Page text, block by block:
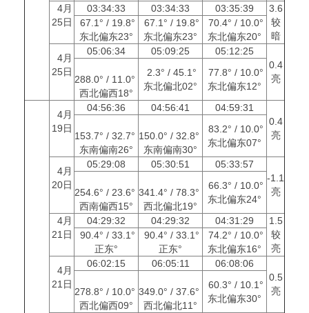
4月
25日
03:34:33 03:34:33 03:35:39
3.6
较
暗
67.1° / 19.8°
东北偏东23°
67.1° / 19.8°
东北偏东23°
70.4° / 10.0°
东北偏东20°
4月
25日
05:06:34 05:09:25
05:12:25
0.4
亮
288.0° / 11.0°
西北偏西18°
2.3° / 45.1°
东北偏北02°
77.8° / 10.0°
东北偏东12°
4月
19日
04:56:36 04:56:41
04:59:31
0.4
亮
153.7° / 32.7°
东南偏南26°
150.0° / 32.8°
东南偏南30°
83.2° / 10.0°
东北偏东07°
4月
20日
05:29:08 05:30:51
05:33:57
-1.1
亮
254.6° / 23.6°
西南偏西15°
341.4° / 78.3°
西北偏北19°
66.3° / 10.0°
东北偏东24°
4月
21日
04:29:32 04:29:32 04:31:29
1.5
较
亮
90.4° / 33.1°
正东°
90.4° / 33.1°
正东°
74.2° / 10.0°
东北偏东16°
4月
21日
06:02:15 06:05:11
06:08:06
0.5
亮
278.8° / 10.0°
西北偏西09°
349.0° / 37.6°
西北偏北11°
60.3° / 10.1°
东北偏东30°